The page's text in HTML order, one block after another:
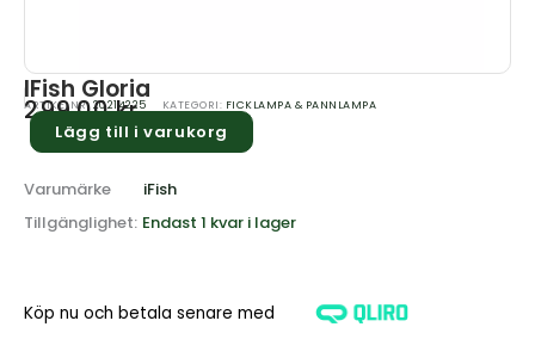
IFish Gloria
ARTIKELNR:20214225 KATEGORI: FICKLAMPA & PANNLAMPA
299.00kr
Lägg till i varukorg
Varumärke
iFish
Tillgänglighet: Endast 1 kvar i lager
Köp nu och betala senare med